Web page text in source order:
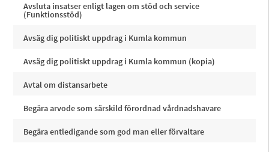
Avsluta insatser enligt lagen om stöd och service
(Funktionsstöd)
Avsäg dig politiskt uppdrag i Kumla kommun
Avsäg dig politiskt uppdrag i Kumla kommun (kopia)
Avtal om distansarbete
Begära arvode som särskild förordnad vårdnadshavare
Begära entledigande som god man eller förvaltare